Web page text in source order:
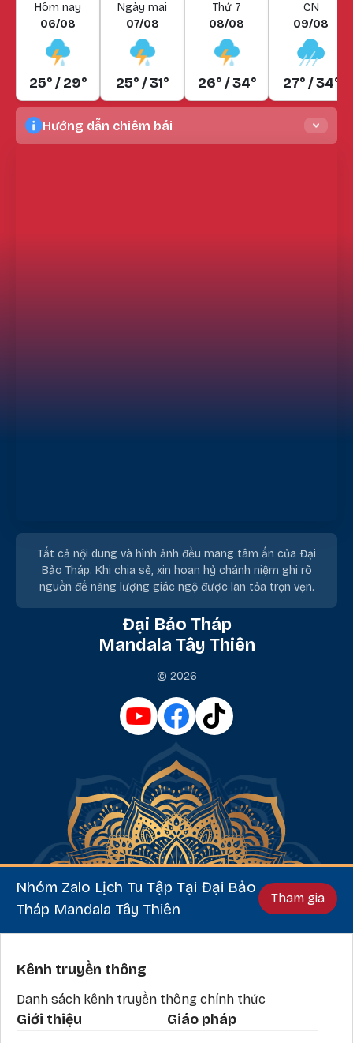
Hôm nay
06/08
25° / 29°
Ngày mai
07/08
25° / 31°
Thứ 7
08/08
26° / 34°
CN
09/08
27° / 34°
Hướng dẫn chiêm bái
Tất cả nội dung và hình ảnh đều mang tâm ấn của Đại
Bảo Tháp. Khi chia sẻ, xin hoan hỷ chánh niệm ghi rõ
nguồn để năng lượng giác ngộ được lan tỏa trọn vẹn.
Đại Bảo Tháp
Mandala Tây Thiên
© 2026
Nhóm Zalo Lịch Tu Tập Tại Đại Bảo
Tháp Mandala Tây Thiên
Tham gia
Phần chân
Kênh truyền thông
Danh sách kênh truyền thông chính thức
Giới thiệu Giáo pháp